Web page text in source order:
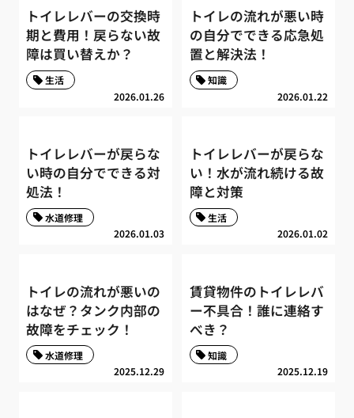
トイレレバーの交換時
期と費用！戻らない故
障は買い替えか？
2026.01.26
生活
トイレの流れが悪い時
の自分でできる応急処
置と解決法！
2026.01.22
知識
トイレレバーが戻らな
い時の自分でできる対
処法！
2026.01.03
水道修理
トイレレバーが戻らな
い！水が流れ続ける故
障と対策
2026.01.02
生活
トイレの流れが悪いの
はなぜ？タンク内部の
故障をチェック！
2025.12.29
水道修理
賃貸物件のトイレレバ
ー不具合！誰に連絡す
べき？
2025.12.19
知識